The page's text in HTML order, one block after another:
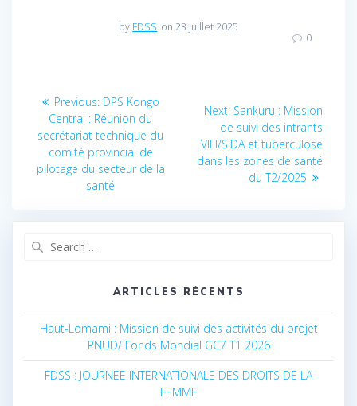
by FDSS on 23 juillet 2025
0
Navigation
de
l’article
Previous: Previous
post:
DPS Kongo
Central : Réunion du
secrétariat technique du
comité provincial de
pilotage du secteur de la
santé
Next: Next
post:
Sankuru : Mission
de suivi des intrants
VIH/SIDA et tuberculose
dans les zones de santé
du T2/2025
ARTICLES RÉCENTS
Haut-Lomami : Mission de suivi des activités du projet
PNUD/ Fonds Mondial GC7 T1 2026
FDSS : JOURNEE INTERNATIONALE DES DROITS DE LA
FEMME